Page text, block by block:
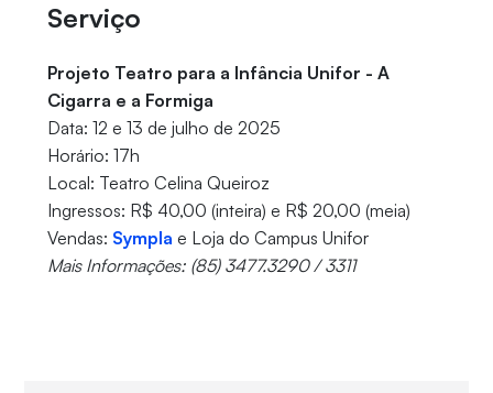
Serviço
Projeto Teatro para a Infância Unifor - A
Cigarra e a Formiga
Data: 12 e 13 de julho de 2025
Horário: 17h
Local: Teatro Celina Queiroz
Ingressos: R$ 40,00 (inteira) e R$ 20,00 (meia)
Vendas: Sympla e Loja do Campus Unifor
Mais Informações: (85) 3477.3290 / 3311